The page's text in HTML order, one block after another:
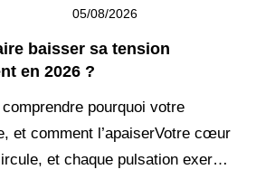
05/08/2026
baisser sa tension
en 2026 ?
pourquoi votre
et comment l’apaiserVotre cœur
et chaque pulsation exerce